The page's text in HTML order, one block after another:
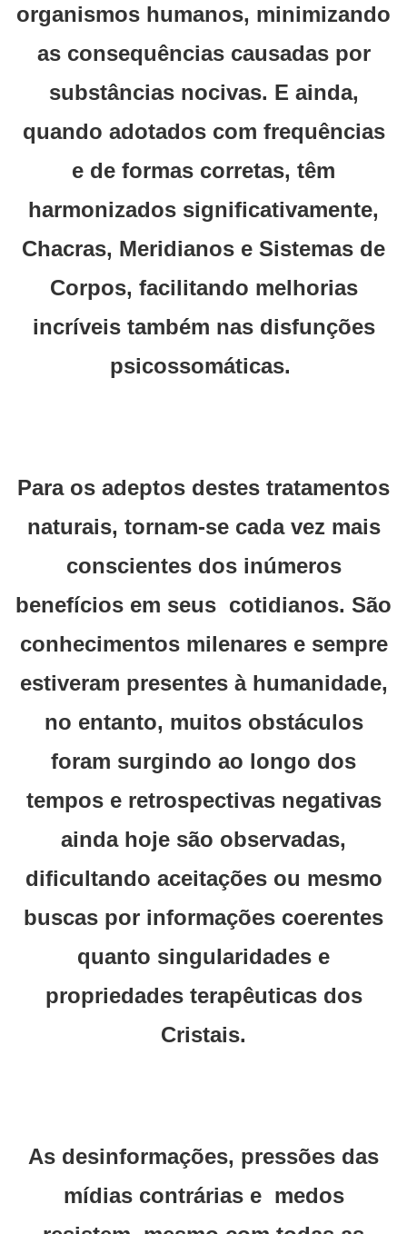
organismos humanos, minimizando
as consequências causadas por
substâncias nocivas. E ainda,
quando adotados com frequências
e de formas corretas, têm
harmonizados significativamente,
Chacras, Meridianos e Sistemas de
Corpos, facilitando melhorias
incríveis também nas disfunções
psicossomáticas.
Para os adeptos destes tratamentos
naturais, tornam-se cada vez mais
conscientes dos inúmeros
benefícios em seus cotidianos. São
conhecimentos milenares e sempre
estiveram presentes à humanidade,
no entanto, muitos obstáculos
foram surgindo ao longo dos
tempos e retrospectivas negativas
ainda hoje são observadas,
dificultando aceitações ou mesmo
buscas por informações coerentes
quanto singularidades e
propriedades terapêuticas dos
Cristais.
As desinformações, pressões das
mídias contrárias e medos